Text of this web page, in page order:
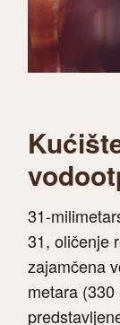
31-
31, oličenje
zajamčena
metara